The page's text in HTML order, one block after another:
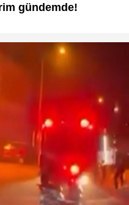
gündemde!